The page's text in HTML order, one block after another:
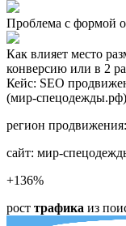
Проблема с формой
Как влияет место
конверсию или в 2
Кейс: SEO
(мир-
регион продвижения:
сайт: мир-
+136%
рост трафика из